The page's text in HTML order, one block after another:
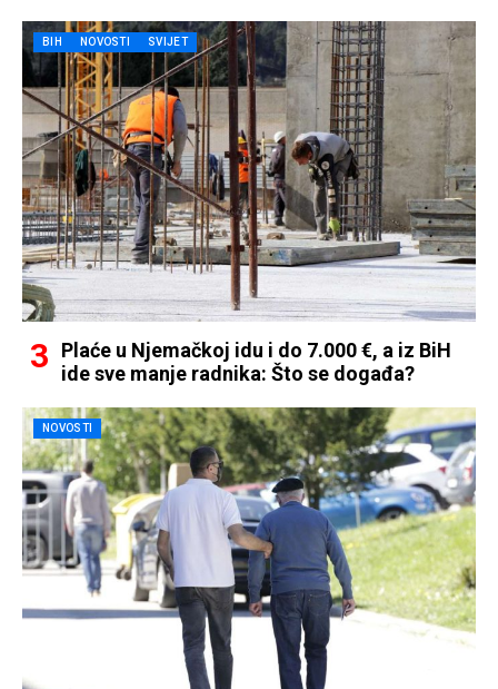
BIH NOVOSTI SVIJET
Plaće u Njemačkoj idu i do 7.000 €, a iz BiH
ide sve manje radnika: Što se događa?
NOVOSTI